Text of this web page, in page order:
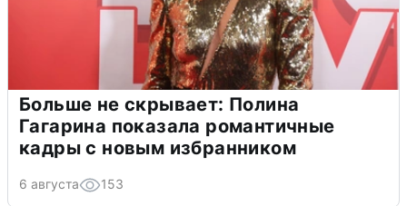
Больше не скрывает: Полина
Гагарина показала романтичные
кадры с новым избранником
6 августа 153